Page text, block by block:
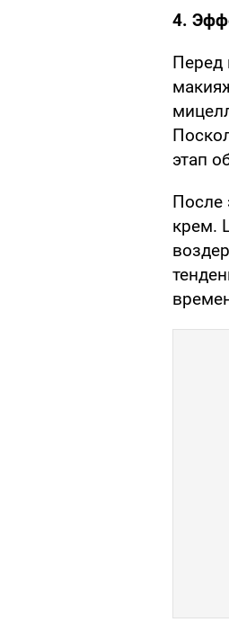
4.
Перед
этап
После
крем.